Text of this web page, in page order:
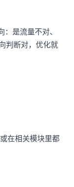
是流量不对、
判断对，优化就
在相关模块里都